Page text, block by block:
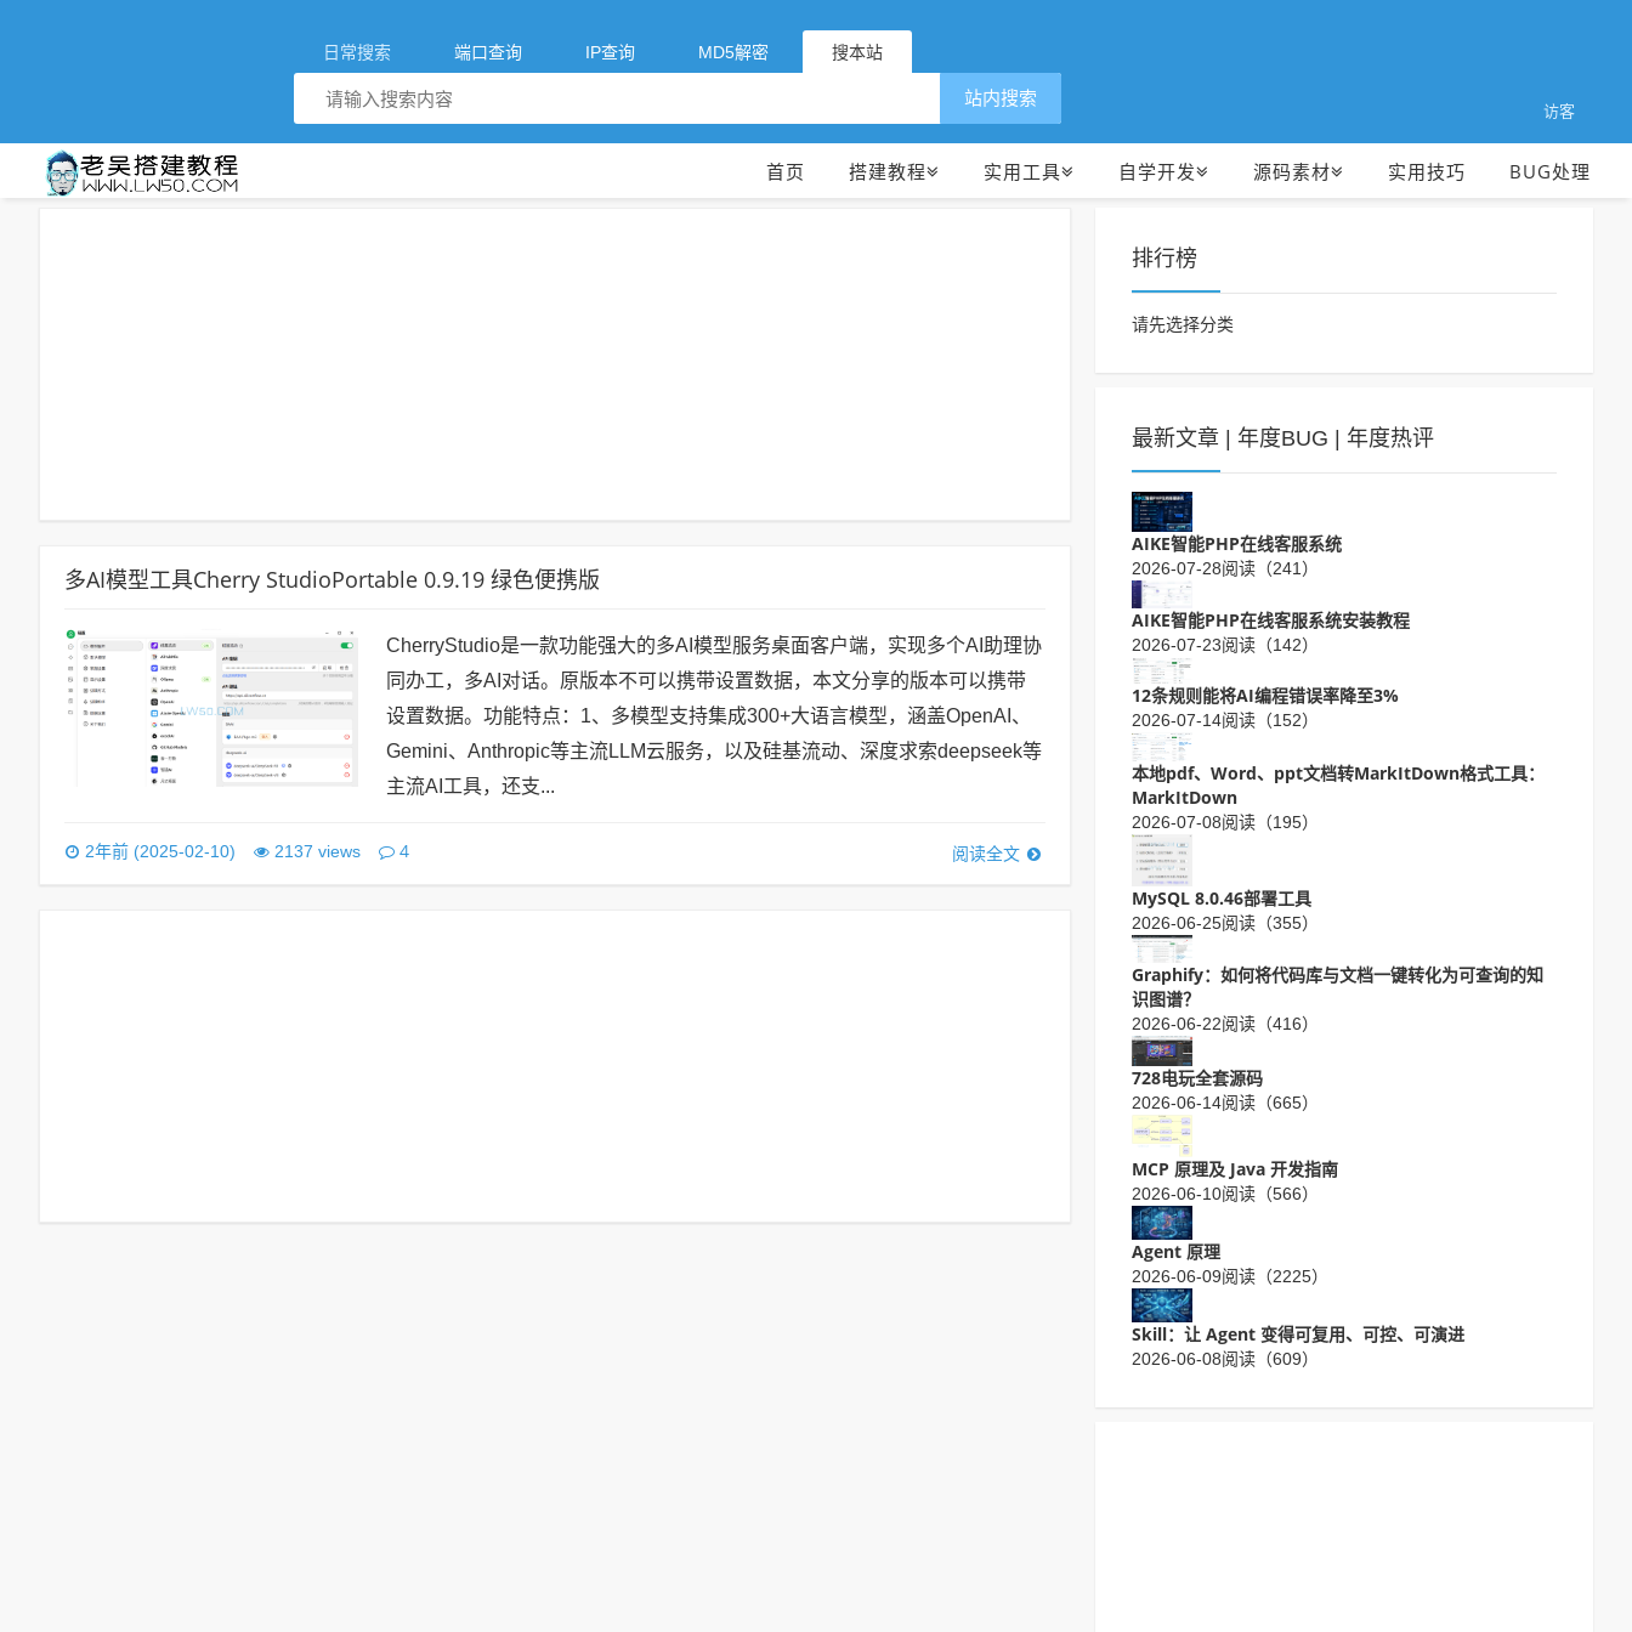
日常搜索 端口查询 IP查询 MD5解密 搜本站
访客
站内搜索
首页 搭建教程 实用工具 自学开发 源码素材 实用技巧 BUG处理
多AI模型工具Cherry StudioPortable 0.9.19 绿色便携版
CherryStudio是一款功能强大的多AI模型服务桌面客户端，实现多个AI助理协
同办工，多AI对话。原版本不可以携带设置数据，本文分享的版本可以携带
设置数据。功能特点：1、多模型支持集成300+大语言模型，涵盖OpenAI、
Gemini、Anthropic等主流LLM云服务，以及硅基流动、深度求索deepseek等
主流AI工具，还支...
2年前 (2025-02-10) 2137 views 4 阅读全文
排行榜
请先选择分类
最新文章 年度BUG 年度热评
AIKE智能PHP在线客服系统
2026-07-28阅读（241）
AIKE智能PHP在线客服系统安装教程
2026-07-23阅读（142）
12条规则能将AI编程错误率降至3%
2026-07-14阅读（152）
本地pdf、Word、ppt文档转MarkItDown格式工具：
MarkItDown
2026-07-08阅读（195）
MySQL 8.0.46部署工具
2026-06-25阅读（355）
Graphify：如何将代码库与文档一键转化为可查询的知
识图谱？
2026-06-22阅读（416）
728电玩全套源码
2026-06-14阅读（665）
MCP 原理及 Java 开发指南
2026-06-10阅读（566）
Agent 原理
2026-06-09阅读（2225）
Skill：让 Agent 变得可复用、可控、可演进
2026-06-08阅读（609）